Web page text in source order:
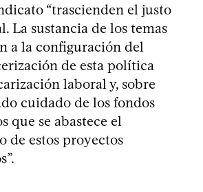
“trascienden el justo
La sustancia de los temas
a la configuración del
de esta política
laboral y, sobre
cuidado de los fondos
que se abastece el
de estos proyectos